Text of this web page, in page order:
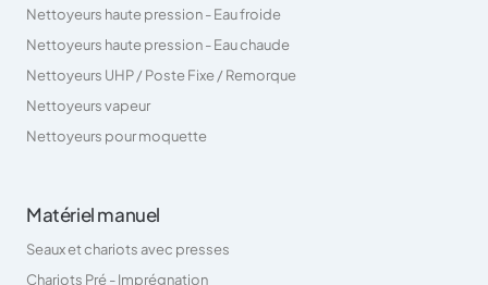
Nettoyeurs haute pression - Eau froide
Nettoyeurs haute pression - Eau chaude
Nettoyeurs UHP / Poste Fixe / Remorque
Nettoyeurs vapeur
Nettoyeurs pour moquette
Matériel manuel
Seaux et chariots avec presses
Chariots Pré - Imprégnation